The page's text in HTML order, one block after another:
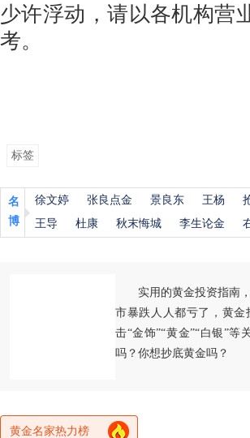
少许浮动，请以各机构营
考。
标签
名
博
徐文婷 张良点金 景良东 王杨
王导
杜康 秋末悔城 李生论金
实用的黄金投资指南
市暴跌人人都亏了，黄
击“金饰”“黄金”“白银”
吗？你想抄底黄金吗？
黄金名家热力榜